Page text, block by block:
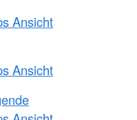
Ansicht
Ansicht